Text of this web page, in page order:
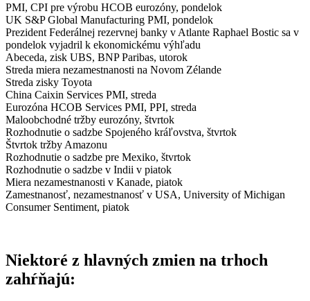
PMI, CPI pre výrobu HCOB eurozóny, pondelok
UK S&P Global Manufacturing PMI, pondelok
Prezident Federálnej rezervnej banky v Atlante Raphael Bostic sa v
pondelok vyjadril k ekonomickému výhľadu
Abeceda, zisk UBS, BNP Paribas, utorok
Streda miera nezamestnanosti na Novom Zélande
Streda zisky Toyota
China Caixin Services PMI, streda
Eurozóna HCOB Services PMI, PPI, streda
Maloobchodné tržby eurozóny, štvrtok
Rozhodnutie o sadzbe Spojeného kráľovstva, štvrtok
Štvrtok tržby Amazonu
Rozhodnutie o sadzbe pre Mexiko, štvrtok
Rozhodnutie o sadzbe v Indii v piatok
Miera nezamestnanosti v Kanade, piatok
Zamestnanosť, nezamestnanosť v USA, University of Michigan
Consumer Sentiment, piatok
Niektoré z hlavných zmien na trhoch
zahŕňajú: